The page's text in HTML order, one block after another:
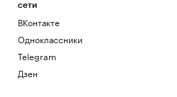
сети
ВКонтакте
Одноклассники
Telegram
Дзен